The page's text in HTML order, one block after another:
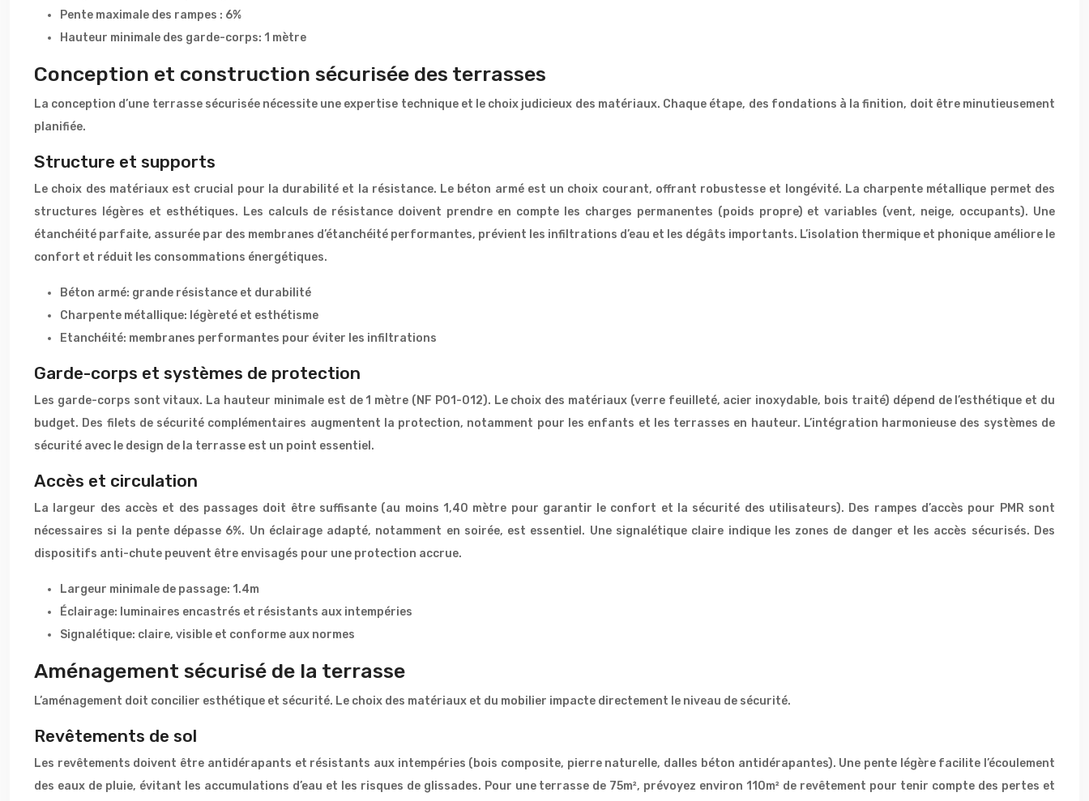
Pente maximale des rampes : 6%
Hauteur minimale des garde-corps: 1 mètre
Conception et construction sécurisée des terrasses
La conception d’une terrasse sécurisée nécessite une expertise technique et le choix judicieux des matériaux. Chaque étape, des fondations à la finition, doit être minutieusement
planifiée.
Structure et supports
Le choix des matériaux est crucial pour la durabilité et la résistance. Le béton armé est un choix courant, offrant robustesse et longévité. La charpente métallique permet des
structures légères et esthétiques. Les calculs de résistance doivent prendre en compte les charges permanentes (poids propre) et variables (vent, neige, occupants). Une
étanchéité parfaite, assurée par des membranes d’étanchéité performantes, prévient les infiltrations d’eau et les dégâts importants. L’isolation thermique et phonique améliore le
confort et réduit les consommations énergétiques.
Béton armé: grande résistance et durabilité
Charpente métallique: légèreté et esthétisme
Etanchéité: membranes performantes pour éviter les infiltrations
Garde-corps et systèmes de protection
Les garde-corps sont vitaux. La hauteur minimale est de 1 mètre (NF P01-012). Le choix des matériaux (verre feuilleté, acier inoxydable, bois traité) dépend de l’esthétique et du
budget. Des filets de sécurité complémentaires augmentent la protection, notamment pour les enfants et les terrasses en hauteur. L’intégration harmonieuse des systèmes de
sécurité avec le design de la terrasse est un point essentiel.
Accès et circulation
La largeur des accès et des passages doit être suffisante (au moins 1,40 mètre pour garantir le confort et la sécurité des utilisateurs). Des rampes d’accès pour PMR sont
nécessaires si la pente dépasse 6%. Un éclairage adapté, notamment en soirée, est essentiel. Une signalétique claire indique les zones de danger et les accès sécurisés. Des
dispositifs anti-chute peuvent être envisagés pour une protection accrue.
Largeur minimale de passage: 1.4m
Éclairage: luminaires encastrés et résistants aux intempéries
Signalétique: claire, visible et conforme aux normes
Aménagement sécurisé de la terrasse
L’aménagement doit concilier esthétique et sécurité. Le choix des matériaux et du mobilier impacte directement le niveau de sécurité.
Revêtements de sol
Les revêtements doivent être antidérapants et résistants aux intempéries (bois composite, pierre naturelle, dalles béton antidérapantes). Une pente légère facilite l’écoulement
des eaux de pluie, évitant les accumulations d’eau et les risques de glissades. Pour une terrasse de 75m², prévoyez environ 110m² de revêtement pour tenir compte des pertes et